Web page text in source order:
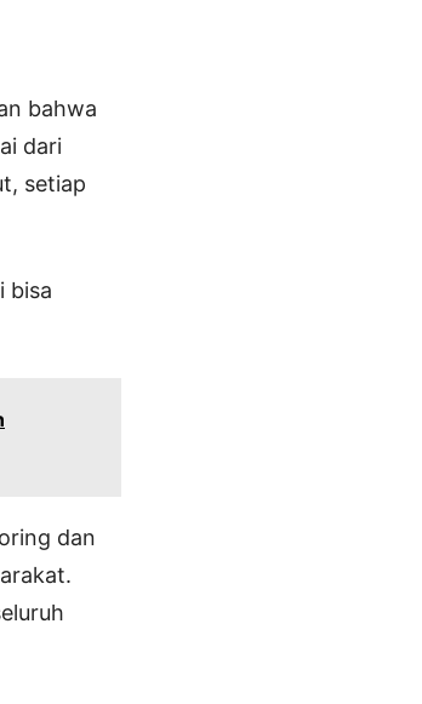
bahwa
dari
setiap
bisa
dan